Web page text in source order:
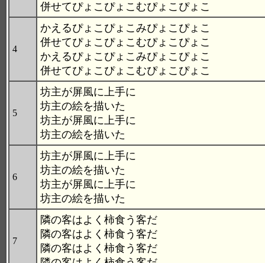
併せてぴょこぴょこむぴょこぴょこ
4
かえるぴょこぴょこみぴょこぴょこ
併せてぴょこぴょこむぴょこぴょこ
かえるぴょこぴょこみぴょこぴょこ
併せてぴょこぴょこむぴょこぴょこ
5
坊主が屏風に上手に
坊主の絵を描いた
坊主が屏風に上手に
坊主の絵を描いた
6
坊主が屏風に上手に
坊主の絵を描いた
坊主が屏風に上手に
坊主の絵を描いた
7
隣の客はよく柿食う客だ
隣の客はよく柿食う客だ
隣の客はよく柿食う客だ